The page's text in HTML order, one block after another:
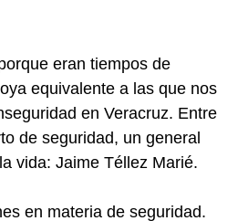
eran tiempos de
equivalente a las que nos
en Veracruz. Entre
de seguridad, un general
vida: Jaime Téllez Marié.
en materia de seguridad.